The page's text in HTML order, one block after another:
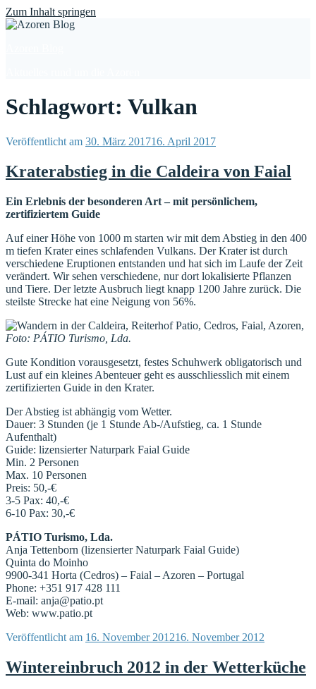
Zum Inhalt springen
Schlagwort: Vulkan
Veröffentlicht am 30. März 201716. April 2017
Kraterabstieg in die Caldeira von Faial
Ein Erlebnis der besonderen Art – mit persönlichem,
zertifiziertem Guide
Auf einer Höhe von 1000 m starten wir mit dem Abstieg in den 400
m tiefen Krater eines schlafenden Vulkans. Der Krater ist durch
verschiedene Eruptionen entstanden und hat sich im Laufe der Zeit
verändert. Wir sehen verschiedene, nur dort lokalisierte Pflanzen
und Tiere. Der letzte Ausbruch liegt knapp 1200 Jahre zurück. Die
steilste Strecke hat eine Neigung von 56%.
Foto: PÁTIO Turismo, Lda.
Gute Kondition vorausgesetzt, festes Schuhwerk obligatorisch und
Lust auf ein kleines Abenteuer geht es ausschliesslich mit einem
zertifizierten Guide in den Krater.
Der Abstieg ist abhängig vom Wetter.
Dauer: 3 Stunden (je 1 Stunde Ab-/Aufstieg, ca. 1 Stunde
Aufenthalt)
Guide: lizensierter Naturpark Faial Guide
Min. 2 Personen
Max. 10 Personen
Preis: 50,-€
3-5 Pax: 40,-€
6-10 Pax: 30,-€
PÁTIO Turismo, Lda.
Anja Tettenborn (lizensierter Naturpark Faial Guide)
Quinta do Moinho
9900-341 Horta (Cedros) – Faial – Azoren – Portugal
Phone: +351 917 428 111
E-mail: anja@patio.pt
Web: www.patio.pt
Veröffentlicht am 16. November 201216. November 2012
Wintereinbruch 2012 in der Wetterküche